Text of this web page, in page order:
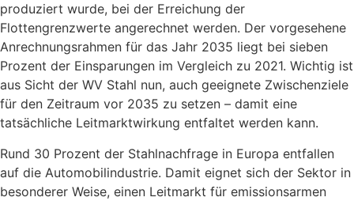
produziert wurde, bei der Erreichung der
Flottengrenzwerte angerechnet werden. Der vorgesehene
Anrechnungsrahmen für das Jahr 2035 liegt bei sieben
Prozent der Einsparungen im Vergleich zu 2021. Wichtig ist
aus Sicht der WV Stahl nun, auch geeignete Zwischenziele
für den Zeitraum vor 2035 zu setzen – damit eine
tatsächliche Leitmarktwirkung entfaltet werden kann.
Rund 30 Prozent der Stahlnachfrage in Europa entfallen
auf die Automobilindustrie. Damit eignet sich der Sektor in
besonderer Weise, einen Leitmarkt für emissionsarmen